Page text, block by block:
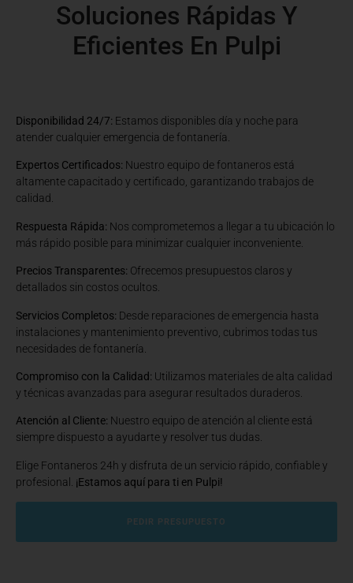
Soluciones Rápidas Y
Eficientes En Pulpi
Disponibilidad 24/7: Estamos disponibles día y noche para
atender cualquier emergencia de fontanería.
Expertos Certificados: Nuestro equipo de fontaneros está
altamente capacitado y certificado, garantizando trabajos de
calidad.
Respuesta Rápida: Nos comprometemos a llegar a tu ubicación lo
más rápido posible para minimizar cualquier inconveniente.
Precios Transparentes: Ofrecemos presupuestos claros y
detallados sin costos ocultos.
Servicios Completos: Desde reparaciones de emergencia hasta
instalaciones y mantenimiento preventivo, cubrimos todas tus
necesidades de fontanería.
Compromiso con la Calidad: Utilizamos materiales de alta calidad
y técnicas avanzadas para asegurar resultados duraderos.
Atención al Cliente: Nuestro equipo de atención al cliente está
siempre dispuesto a ayudarte y resolver tus dudas.
Elige Fontaneros 24h y disfruta de un servicio rápido, confiable y
profesional. ¡Estamos aquí para ti en Pulpi!
PEDIR PRESUPUESTO